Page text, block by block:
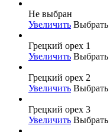
Не выбран
Увеличить Выбрать
Грецкий орех 1
Увеличить Выбрать
Грецкий орех 2
Увеличить Выбрать
Грецкий орех 3
Увеличить Выбрать